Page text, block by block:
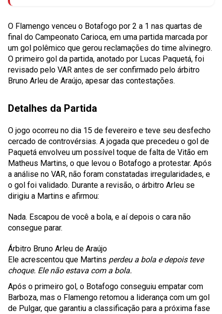
O Flamengo venceu o Botafogo por 2 a 1 nas quartas de
final do Campeonato Carioca, em uma partida marcada por
um gol polêmico que gerou reclamações do time alvinegro.
O primeiro gol da partida, anotado por Lucas Paquetá, foi
revisado pelo VAR antes de ser confirmado pelo árbitro
Bruno Arleu de Araújo, apesar das contestações.
Detalhes da Partida
O jogo ocorreu no dia 15 de fevereiro e teve seu desfecho
cercado de controvérsias. A jogada que precedeu o gol de
Paquetá envolveu um possível toque de falta de Vitão em
Matheus Martins, o que levou o Botafogo a protestar. Após
a análise no VAR, não foram constatadas irregularidades, e
o gol foi validado. Durante a revisão, o árbitro Arleu se
dirigiu a Martins e afirmou:
Nada. Escapou de você a bola, e aí depois o cara não
consegue parar.
Árbitro Bruno Arleu de Araújo
Ele acrescentou que Martins perdeu a bola e depois teve
choque. Ele não estava com a bola.
Após o primeiro gol, o Botafogo conseguiu empatar com
Barboza, mas o Flamengo retomou a liderança com um gol
de Pulgar, que garantiu a classificação para a próxima fase